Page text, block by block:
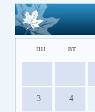
пн вт
3 4